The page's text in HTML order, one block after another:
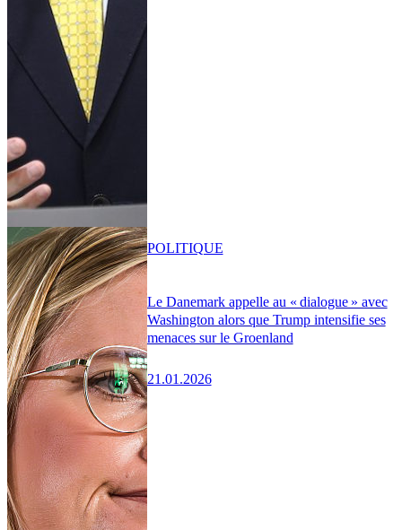
Le Danemark appelle au « dialogue » avec
Washington alors que Trump intensifie ses
menaces sur le Groenland
21.01.2026
POLITIQUE